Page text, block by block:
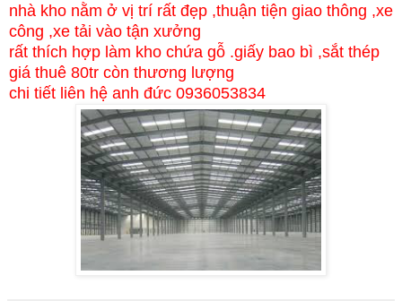
nhà kho nằm ở vị trí rất đẹp ,thuận tiện giao thông ,xe
công ,xe tải vào tận xưởng
rất thích hợp làm kho chứa gỗ .giấy bao bì ,sắt thép
giá thuê 80tr còn thương lượng
chi tiết liên hệ anh đức 0936053834